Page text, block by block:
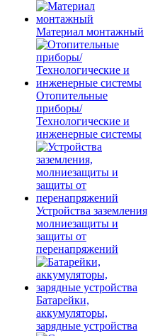
Материал монтажный
Отопительные
приборы/
Технологические и
инженерные системы
Устройства
молниезащиты и
защиты от
перенапряжений
Батарейки,
аккумуляторы,
зарядные устройства